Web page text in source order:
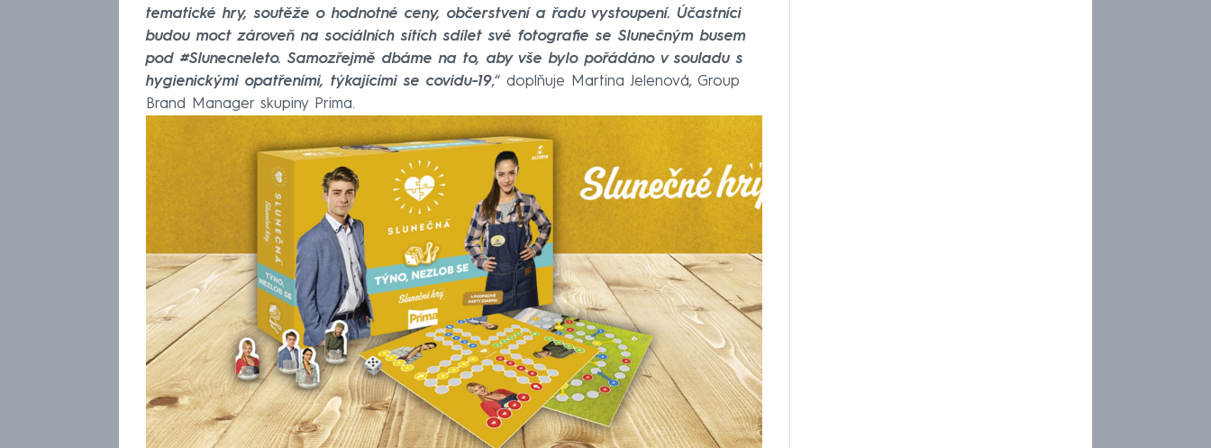
tematické hry, soutěže o hodnotné ceny, občerstvení a řadu vystoupení. Účastníci
budou moct zároveň na sociálních sítích sdílet své fotografie se Slunečným busem
pod #Slunecneleto. Samozřejmě dbáme na to, aby vše bylo pořádáno v souladu s
hygienickými opatřeními, týkajícími se covidu-19,“ doplňuje Martina Jelenová, Group
Brand Manager skupiny Prima.